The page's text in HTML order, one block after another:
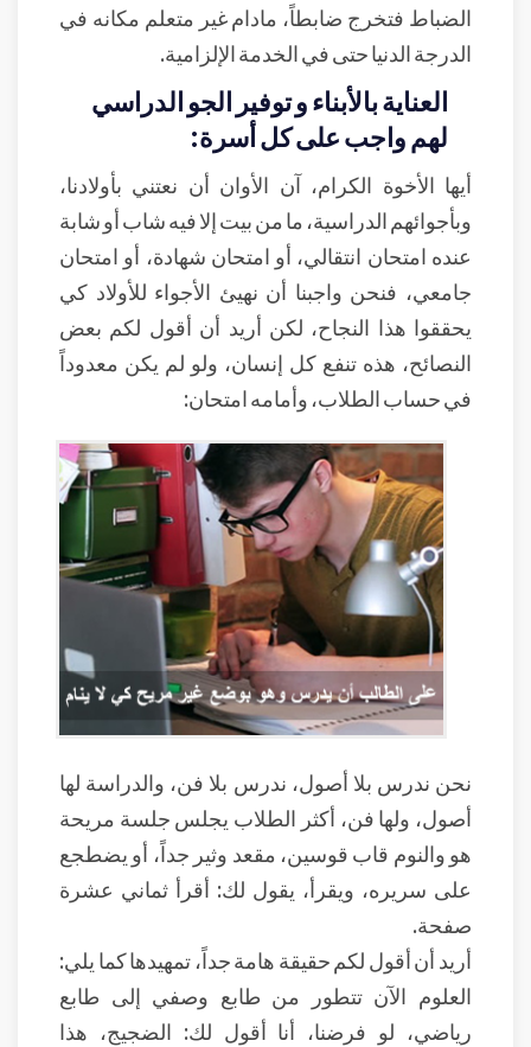
الضباط فتخرج ضابطاً، مادام غير متعلم مكانه في
الدرجة الدنيا حتى في الخدمة الإلزامية.
العناية بالأبناء و توفير الجو الدراسي
لهم واجب على كل أسرة:
أيها الأخوة الكرام، آن الأوان أن نعتني بأولادنا،
وبأجوائهم الدراسية، ما من بيت إلا فيه شاب أو شابة
عنده امتحان انتقالي، أو امتحان شهادة، أو امتحان
جامعي، فنحن واجبنا أن نهيئ الأجواء للأولاد كي
يحققوا هذا النجاح، لكن أريد أن أقول لكم بعض
النصائح، هذه تنفع كل إنسان، ولو لم يكن معدوداً
في حساب الطلاب، وأمامه امتحان:
نحن ندرس بلا أصول، ندرس بلا فن، والدراسة لها
أصول، ولها فن، أكثر الطلاب يجلس جلسة مريحة
هو والنوم قاب قوسين، مقعد وثير جداً، أو يضطجع
على سريره، ويقرأ، يقول لك: أقرأ ثماني عشرة
صفحة.
أريد أن أقول لكم حقيقة هامة جداً، تمهيدها كما يلي:
العلوم الآن تتطور من طابع وصفي إلى طابع
رياضي، لو فرضنا، أنا أقول لك: الضجيج، هذا